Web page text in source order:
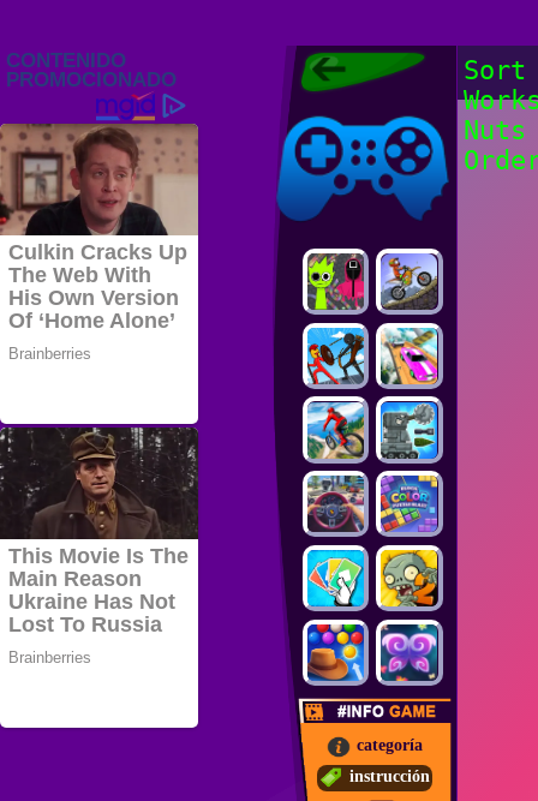
Juegos Friv
2022, Juegos
2022
Juegos Friv
categoría
instrucción
Sort
Nuts